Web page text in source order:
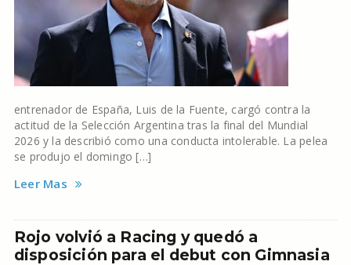
entrenador de España, Luis de la Fuente, cargó contra la
actitud de la Selección Argentina tras la final del Mundial
2026 y la describió como una conducta intolerable. La pelea
se produjo el domingo […]
Leer Mas
Rojo volvió a Racing y quedó a
disposición para el debut con Gimnasia